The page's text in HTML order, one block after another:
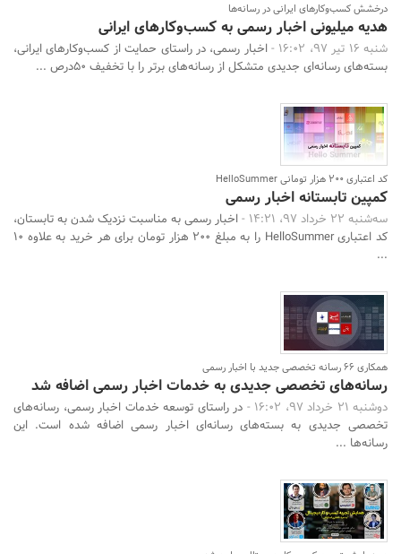
درخشش کسب‌وکارهای ایرانی در رسانه‌ها
هدیه میلیونی اخبار رسمی به کسب‌وکارهای ایرانی
شنبه 16 تیر 97، 16:02 -
اخبار رسمی، در راستای حمایت از کسب‌وکارهای ایرانی،
بسته‌های رسانه‌ای جدیدی متشکل از رسانه‌های برتر را با تخفیف 50درص ...
کد اعتباری 200 هزار تومانی HelloSummer
کمپین تابستانه اخبار رسمی
سه‌شنبه 22 خرداد 97، 14:21 -
اخبار رسمی به مناسبت نزدیک شدن به تابستان،
کد اعتباری HelloSummer را به مبلغ 200 هزار تومان برای هر خرید به علاوه 10
...
همکاری 66 رسانه تخصصی جدید با اخبار رسمی
رسانه‌های تخصصی جدیدی به خدمات اخبار رسمی اضافه شد
دوشنبه 21 خرداد 97، 16:02 -
در راستای توسعه خدمات اخبار رسمی، رسانه‌های
تخصصی جدیدی به بسته‌های رسانه‌ای اخبار رسمی اضافه شده است. این
رسانه‌ها ...